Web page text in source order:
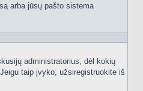
arba jūsų pašto sistema
administratorius, dėl kokių
taip įvyko, užsiregistruokite iš